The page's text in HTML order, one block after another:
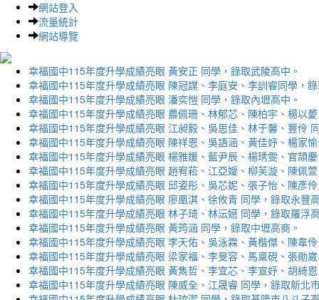
網站登入
流量統計
網站導覽
幸福國中115年度升學成績亮眼 黃安正 同學，錄取武陵高中。
幸福國中115年度升學成績亮眼 陳冠謀、李庭安、李訓睿同學，
幸福國中115年度升學成績亮眼 潘奕愷 同學，錄取內壢高中。
幸福國中115年度升學成績亮眼 農佩珊、林郁芯、陳柏宇、楊以
幸福國中115年度升學成績亮眼 江昶毅、吳思佳、林于馨、豐伶
幸福國中115年度升學成績亮眼 陳祥恩、吳語涵、黃佳妤、楊家
幸福國中115年度升學成績亮眼 楊雅媛、藍尹辰、楊琇雯、官頡
幸福國中115年度升學成績亮眼 趙宥菘、江亞嬡、柳芙漩、陳佩
幸福國中115年度升學成績亮眼 邱姿彤、吳芯妮、張子怡、陳彥
幸福國中115年度升學成績亮眼 廖凰淇、徐攸青 同學，錄取永豐
幸福國中115年度升學成績亮眼 林子琦、林沄嬨 同學，錄取羅浮
幸福國中115年度升學成績亮眼 黃筠涵 同學，錄取中壢高商。
幸福國中115年度升學成績亮眼 李天佑、吳泳霖、黃楷傑、陳韋
幸福國中115年度升學成績亮眼 梁家福、李旻容、馬稟硯、張勛
幸福國中115年度升學成績亮眼 黃雋哲、李宜芯、李宣妤、胡綺
幸福國中115年度升學成績亮眼 陳威全、江晟睿 同學，錄取新北